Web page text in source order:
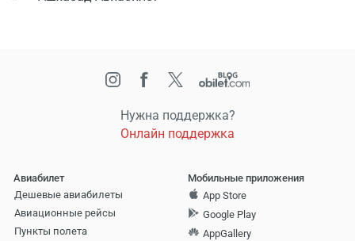
Нужна поддержка?
Онлайн поддержка
Авиабилет
Дешевые авиабилеты
Авиационные рейсы
Пункты полета
Мобильные приложения
App Store
Google Play
AppGallery